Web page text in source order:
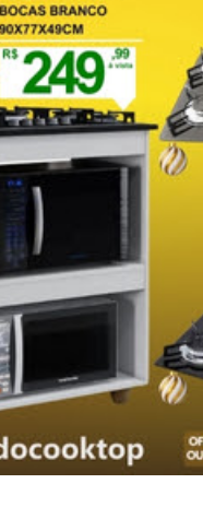
potencial da
Samambaia terá